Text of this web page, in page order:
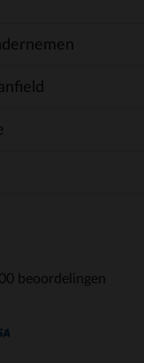
beoordelingen